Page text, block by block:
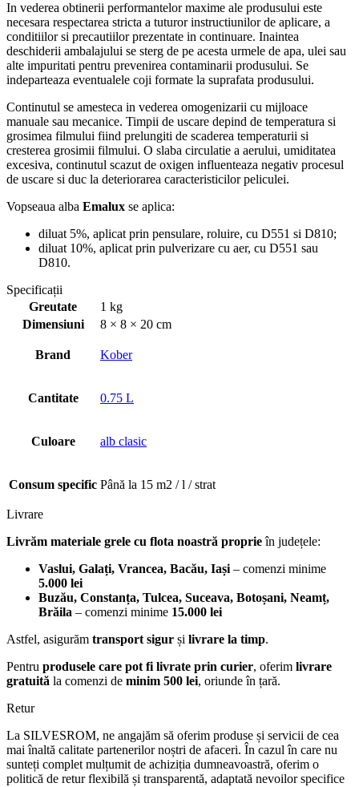
In vederea obtinerii performantelor maxime ale produsului este
necesara respectarea stricta a tuturor instructiunilor de aplicare, a
conditiilor si precautiilor prezentate in continuare. Inaintea
deschiderii ambalajului se sterg de pe acesta urmele de apa, ulei sau
alte impuritati pentru prevenirea contaminarii produsului. Se
indeparteaza eventualele coji formate la suprafata produsului.
Continutul se amesteca in vederea omogenizarii cu mijloace
manuale sau mecanice. Timpii de uscare depind de temperatura si
grosimea filmului fiind prelungiti de scaderea temperaturii si
cresterea grosimii filmului. O slaba circulatie a aerului, umiditatea
excesiva, continutul scazut de oxigen influenteaza negativ procesul
de uscare si duc la deteriorarea caracteristicilor peliculei.
Vopseaua alba Emalux se aplica:
diluat 5%, aplicat prin pensulare, roluire, cu D551 si D810;
diluat 10%, aplicat prin pulverizare cu aer, cu D551 sau
D810.
Specificații
Greutate
1 kg
Dimensiuni
8 × 8 × 20 cm
Brand Kober
Cantitate 0.75 L
Culoare alb clasic
Consum specific Până la 15 m2 / l / strat
Livrare
Livrăm materiale grele cu flota noastră proprieîn județele:
Vaslui, Galați, Vrancea, Bacău, Iași– comenzi minime
5.000 lei
Buzău, Constanța, Tulcea, Suceava, Botoșani, Neamț,
Brăila – comenzi minime 15.000 lei
Astfel, asigurăm transport sigur și livrare la timp.
Pentru produsele care pot fi livrate prin curier, oferim livrare
gratuită la comenzi de minim 500 lei, oriunde în țară.
Retur
La SILVESROM, ne angajăm să oferim produse și servicii de cea
mai înaltă calitate partenerilor noștri de afaceri. În cazul în care nu
sunteți complet mulțumit de achiziția dumneavoastră, oferim o
politică de retur flexibilă și transparentă, adaptată nevoilor specifice